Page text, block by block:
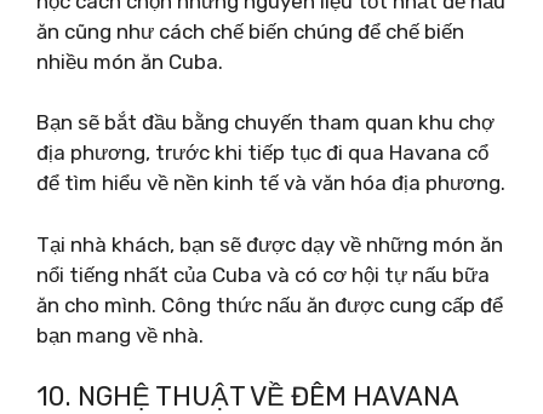
ăn cũng như cách chế biến chúng để chế biến
nhiều món ăn Cuba.
Bạn sẽ bắt đầu bằng chuyến tham quan khu chợ
địa phương, trước khi tiếp tục đi qua Havana cổ
để tìm hiểu về nền kinh tế và văn hóa địa phương.
Tại nhà khách, bạn sẽ được dạy về những món ăn
nổi tiếng nhất của Cuba và có cơ hội tự nấu bữa
ăn cho mình. Công thức nấu ăn được cung cấp để
bạn mang về nhà.
10. NGHỆ THUẬT VỀ ĐÊM HAVANA